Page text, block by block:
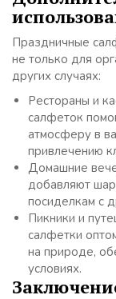
Праздничные
не только для
других случаях:
Рестораны и
салфеток
атмосферу в
привлечению
Домашние
добавляют
посиделкам с
Пикники и
салфетки
на природе,
условиях.